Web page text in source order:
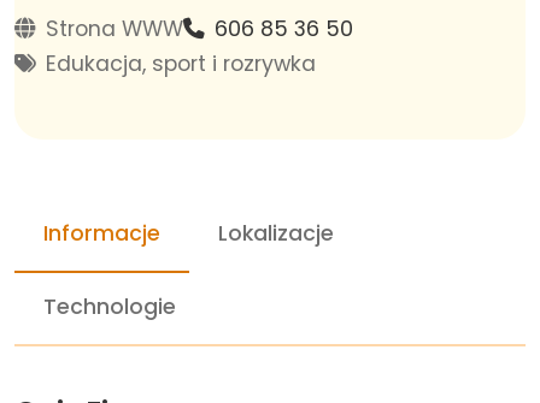
Strona WWW
606 85 36 50
Edukacja, sport i rozrywka
Informacje Lokalizacje
Technologie